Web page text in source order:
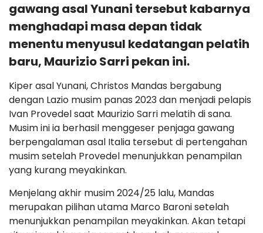
gawang asal Yunani tersebut kabarnya
menghadapi masa depan tidak
menentu menyusul kedatangan pelatih
baru, Maurizio Sarri pekan ini.
Kiper asal Yunani, Christos Mandas bergabung
dengan Lazio musim panas 2023 dan menjadi pelapis
Ivan Provedel saat Maurizio Sarri melatih di sana.
Musim ini ia berhasil menggeser penjaga gawang
berpengalaman asal Italia tersebut di pertengahan
musim setelah Provedel menunjukkan penampilan
yang kurang meyakinkan.
Menjelang akhir musim 2024/25 lalu, Mandas
merupakan pilihan utama Marco Baroni setelah
menunjukkan penampilan meyakinkan. Akan tetapi